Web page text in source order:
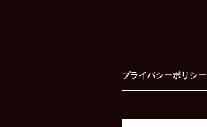
プライバシーポリシー